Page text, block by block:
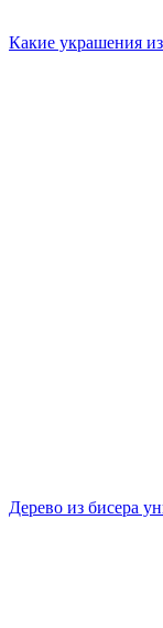
Какие украшения
Дерево из бисера